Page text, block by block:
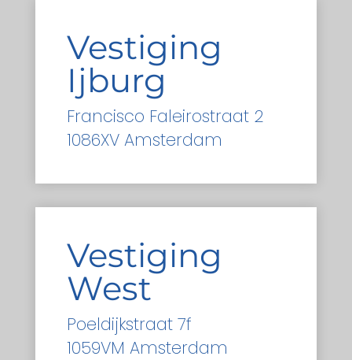
Vestiging
Ijburg
Francisco Faleirostraat 2
1086XV Amsterdam
Vestiging
West
Poeldijkstraat 7f
1059VM Amsterdam